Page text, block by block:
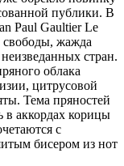
публики. В
Paul Gaultier Le
свободы, жажда
стран.
облака
цитрусовой
Тема пряностей
в аккордах корицы
с
бисером из нот